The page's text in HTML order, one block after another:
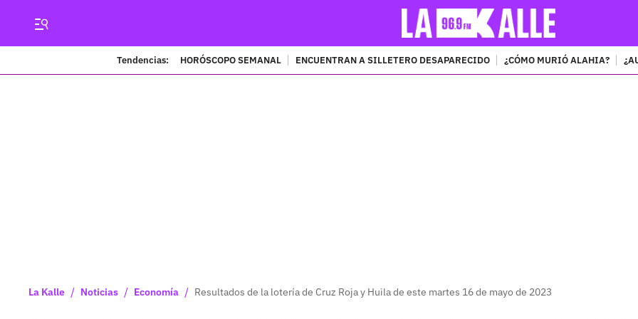
Tendencias: HORÓSCOPO SEMANAL ENCUENTRAN A SILLETERO DESAPARECIDO ¿CÓMO MURIÓ ALAHIA?
La Kalle / Noticias / Economía / Resultados de la lotería de Cruz Roja y Huila de este martes 16 de mayo de 2023